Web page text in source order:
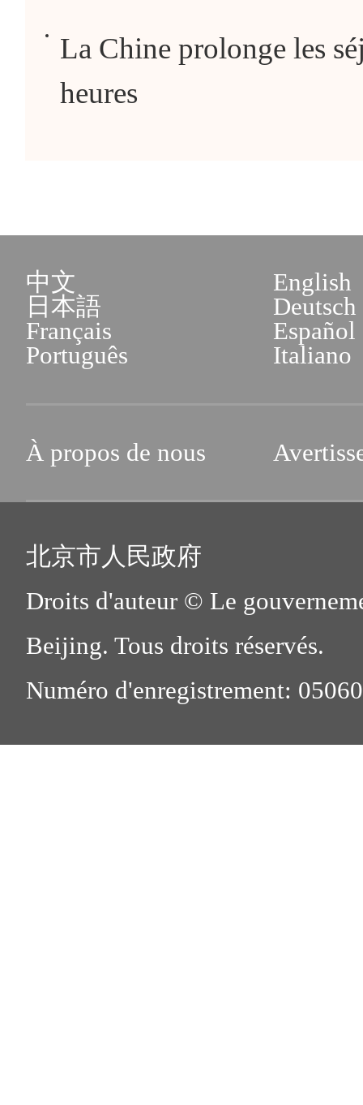
La Chine prolonge les
heures
中文
English
日本語
Deutsch
Français
Español
Português
Italiano
À propos de nous
北京市人民政府
Droits d'auteur © Le
Beijing. Tous droits réservés.
Numéro d'enregistrement: